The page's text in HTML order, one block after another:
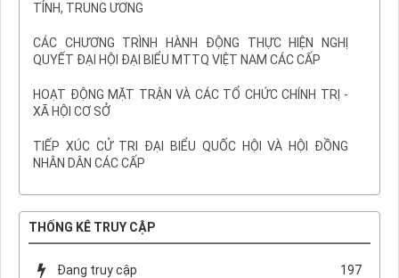
TỈNH, TRUNG ƯƠNG
CÁC CHƯƠNG TRÌNH HÀNH ĐỘNG THỰC HIỆN NGHỊ
QUYẾT ĐẠI HỘI ĐẠI BIỂU MTTQ VIỆT NAM CÁC CẤP
HOẠT ĐỘNG MẶT TRẬN VÀ CÁC TỔ CHỨC CHÍNH TRỊ -
XÃ HỘI CƠ SỞ
TIẾP XÚC CỬ TRI ĐẠI BIỂU QUỐC HỘI VÀ HỘI ĐỒNG
NHÂN DÂN CÁC CẤP
THỐNG KÊ TRUY CẬP
Đang truy cập 197